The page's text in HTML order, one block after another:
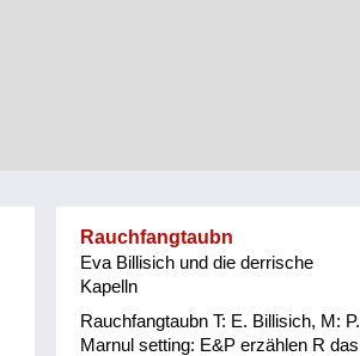
Rauchfangtaubn
Eva Billisich und die derrische
Kapelln
Rauchfangtaubn T: E. Billisich, M: P.
Marnul setting: E&P erzählen R das